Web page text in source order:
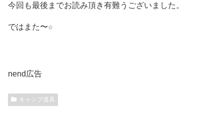
今回も最後までお読み頂き有難うございました。
ではまた〜☆
nend広告
キャンプ道具